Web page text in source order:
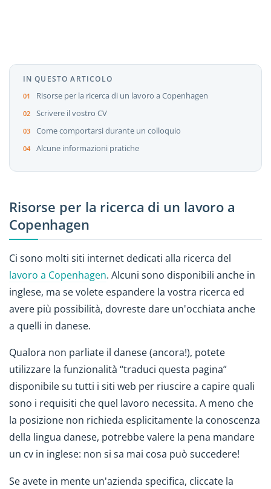
IN QUESTO ARTICOLO
Risorse per la ricerca di un lavoro a Copenhagen
Scrivere il vostro CV
Come comportarsi durante un colloquio
Alcune informazioni pratiche
Risorse per la ricerca di un lavoro a
Copenhagen
Ci sono molti siti internet dedicati alla ricerca del
lavoro a Copenhagen. Alcuni sono disponibili anche in
inglese, ma se volete espandere la vostra ricerca ed
avere più possibilità, dovreste dare un'occhiata anche
a quelli in danese.
Qualora non parliate il danese (ancora!), potete
utilizzare la funzionalità “traduci questa pagina”
disponibile su tutti i siti web per riuscire a capire quali
sono i requisiti che quel lavoro necessita. A meno che
la posizione non richieda esplicitamente la conoscenza
della lingua danese, potrebbe valere la pena mandare
un cv in inglese: non si sa mai cosa può succedere!
Se avete in mente un'azienda specifica, cliccate la